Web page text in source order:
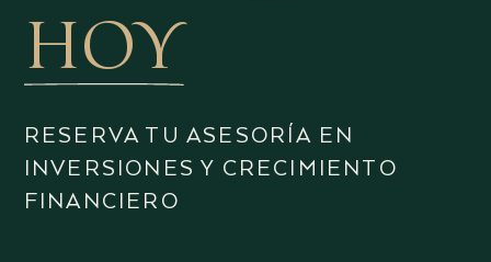
HOY
RESERVA TU ASESORÍA EN
INVERSIONES Y CRECIMIENTO
FINANCIERO